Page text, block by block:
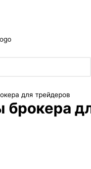
для трейдеров
брокера